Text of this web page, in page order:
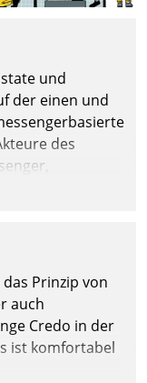
und
der einen und
des
oder
Prinzip von
auch
Credo in der
ist komfortabel